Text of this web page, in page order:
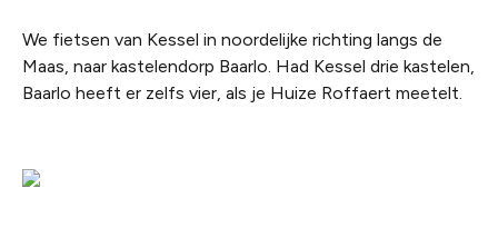
We fietsen van Kessel in noordelijke richting langs de
Maas, naar kastelendorp Baarlo. Had Kessel drie kastelen,
Baarlo heeft er zelfs vier, als je Huize Roffaert meetelt.